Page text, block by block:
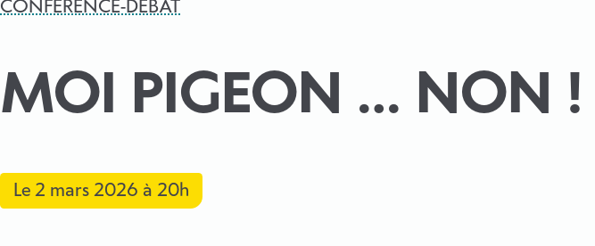
CONFÉRENCE-DÉBAT
MOI PIGEON … NON !
Le 2 mars 2026 à 20h